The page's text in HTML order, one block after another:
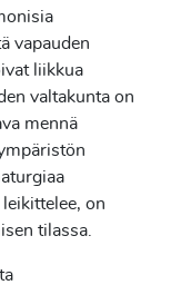
vapauden
liikkua
valtakunta on
mennä
on
tilassa.